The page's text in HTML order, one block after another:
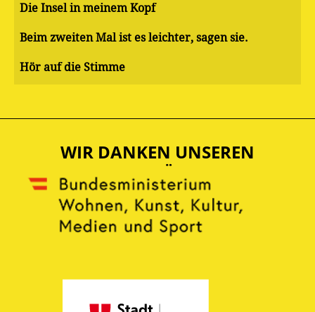
Die Insel in meinem Kopf
Beim zweiten Mal ist es leichter, sagen sie.
Hör auf die Stimme
WIR DANKEN UNSEREN
UNTERSTÜTZERN